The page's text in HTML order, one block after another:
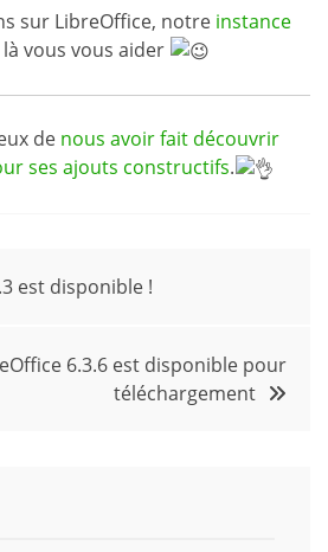
sur LibreOffice, notre instance
vous vous aider
de nous avoir fait découvrir
ses ajouts constructifs.
est disponible !
6.3.6 est disponible pour
téléchargement